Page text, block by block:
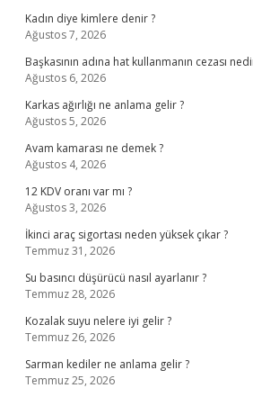
Kadın diye kimlere denir ?
Ağustos 7, 2026
Başkasının adına hat kullanmanın cezası
Ağustos 6, 2026
Karkas ağırlığı ne anlama gelir ?
Ağustos 5, 2026
Avam kamarası ne demek ?
Ağustos 4, 2026
12 KDV oranı var mı ?
Ağustos 3, 2026
İkinci araç sigortası neden yüksek çıkar ?
Temmuz 31, 2026
Su basıncı düşürücü nasıl ayarlanır ?
Temmuz 28, 2026
Kozalak suyu nelere iyi gelir ?
Temmuz 26, 2026
Sarman kediler ne anlama gelir ?
Temmuz 25, 2026